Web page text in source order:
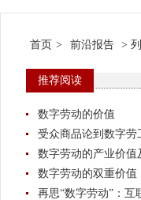
首页 > 前沿报告 >
推荐阅读
数字劳动的价值
受众商品论到数字
数字劳动的产业价值
数字劳动的双重价值
再思“数字劳动”：